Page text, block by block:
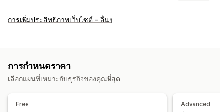
พฤติกรรมของลูกค้า
การติดตามการซื้อ
ภาพและรายงาน
การเพิ่มประสิทธิภาพเว็บไซต์ - อื่นๆ
การกำหนดราคา
เลือกแผนที่เหมาะกับธุรกิจของคุณที่สุด
Free Advanced